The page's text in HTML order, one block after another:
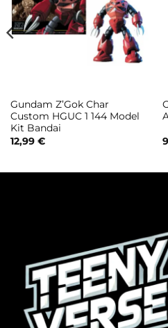
Gundam Z’Gok Char
Custom HGUC 1 144 Model
Kit Bandai
12,99 €